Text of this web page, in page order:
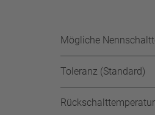
Mögliche
Toleranz (Standard)